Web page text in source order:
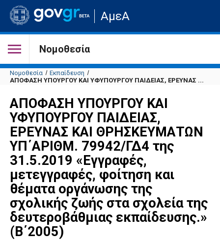
Μετάβαση
στην
σελίδα
του
ΑμεΑ
Νομοθεσία
Νομοθεσία
Εκπαίδευση
ΑΠΟΦΑΣΗ ΥΠΟΥΡΓΟΥ ΚΑΙ ΥΦΥΠΟΥΡΓΟΥ ΠΑΙΔΕΙΑΣ, ΕΡΕΥΝΑΣ ...
ΑΠΟΦΑΣΗ ΥΠΟΥΡΓΟΥ ΚΑΙ
ΥΦΥΠΟΥΡΓΟΥ ΠΑΙΔΕΙΑΣ,
ΕΡΕΥΝΑΣ ΚΑΙ ΘΡΗΣΚΕΥΜΑΤΩΝ
ΥΠ΄ΑΡΙΘΜ. 79942/ΓΔ4 της
31.5.2019 «Εγγραφές,
μετεγγραφές, φοίτηση και
θέματα οργάνωσης της
σχολικής ζωής στα σχολεία της
δευτεροβάθμιας εκπαίδευσης.»
(Β΄2005)